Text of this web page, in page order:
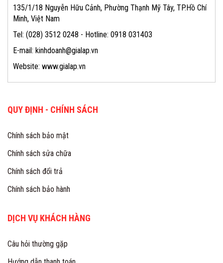
135/1/18 Nguyễn Hữu Cảnh, Phường Thạnh Mỹ Tây, TP.Hồ Chí
Minh, Việt Nam
Tel: (028) 3512 0248 - Hotline: 0918 031403
E-mail: kinhdoanh@gialap.vn
Website: www.gialap.vn
QUY ĐỊNH - CHÍNH SÁCH
Chính sách bảo mật
Chính sách sửa chữa
Chính sách đổi trả
Chính sách bảo hành
DỊCH VỤ KHÁCH HÀNG
Câu hỏi thường gặp